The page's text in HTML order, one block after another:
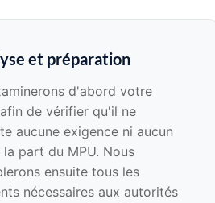
et préparation
d'abord votre
de vérifier qu'il ne
aucune exigence ni aucun
la part du MPU. Nous
ensuite tous les
nécessaires aux autorités